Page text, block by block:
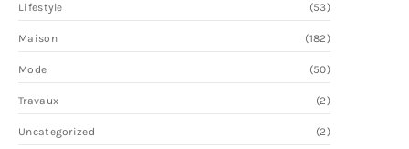
Lifestyle (53)
Maison (182)
Mode (50)
Travaux (2)
Uncategorized (2)